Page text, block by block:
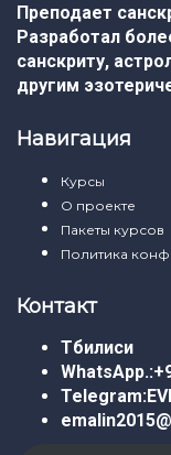
Преподает
Разработал
санскриту,
другим
Навигация
Курсы
О проекте
Пакеты курсов
Политика
Контакт
Тбилиси
WhatsApp.:
Telegram: